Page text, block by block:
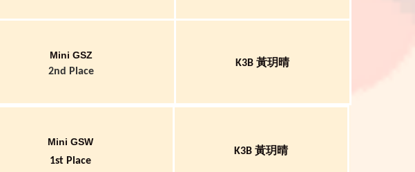
Mini GSZ
2nd Place
K3B黃玥晴
Mini GSW
1st Place
K3B黃玥晴